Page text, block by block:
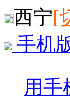
西宁[
手机
用手